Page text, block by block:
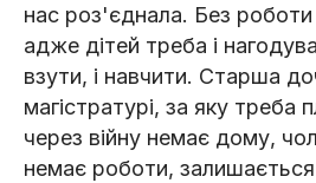
нас роз'єднала. Без
адже дітей треба і
взути, і навчити. Старша
магістратурі, за яку треба
через війну немає дому,
немає роботи, залишається